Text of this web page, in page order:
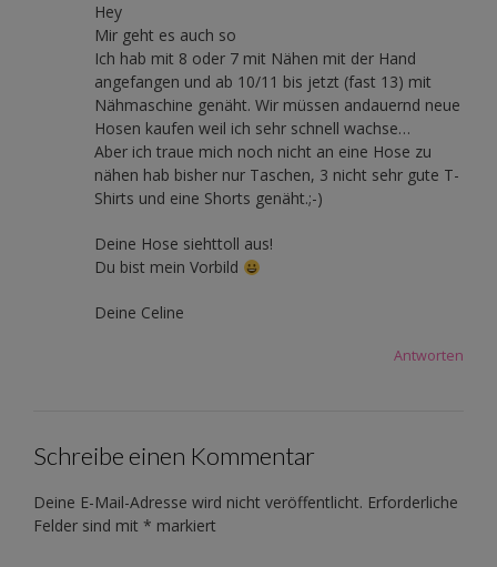
Hey
Mir geht es auch so
Ich hab mit 8 oder 7 mit Nähen mit der Hand
angefangen und ab 10/11 bis jetzt (fast 13) mit
Nähmaschine genäht. Wir müssen andauernd neue
Hosen kaufen weil ich sehr schnell wachse…
Aber ich traue mich noch nicht an eine Hose zu
nähen hab bisher nur Taschen, 3 nicht sehr gute T-
Shirts und eine Shorts genäht.;-)
Deine Hose siehttoll aus!
Du bist mein Vorbild
Deine Celine
Antworten
Schreibe einen Kommentar
Deine E-Mail-Adresse wird nicht veröffentlicht. Erforderliche
Felder sind mit * markiert